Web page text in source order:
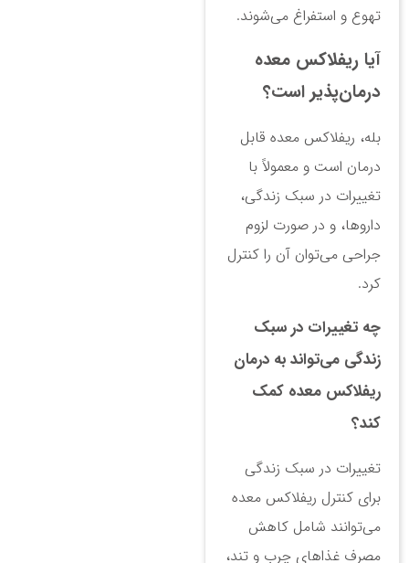
تهوع و استفراغ می‌شوند.
آیا ریفلاکس معده
درمان‌پذیر است؟
بله، ریفلاکس معده قابل
درمان است و معمولاً با
تغییرات در سبک زندگی،
داروها، و در صورت لزوم
جراحی می‌توان آن را کنترل
کرد.
چه تغییرات در سبک
زندگی می‌تواند به درمان
ریفلاکس معده کمک
کند؟
تغییرات در سبک زندگی
برای کنترل ریفلاکس معده
می‌توانند شامل کاهش
مصرف غذاهای چرب و تند،